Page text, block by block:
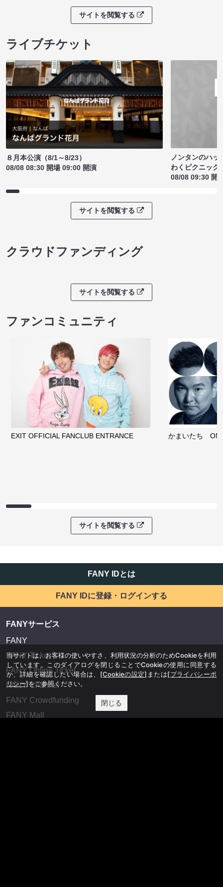
サイトを閲覧する
ライブチケット
８月本公演（8/1～8/23）
08/08 08:30 開場 09:00 開演
ノンタンのハッ
わくピクニック
08/08 09:30 開
サイトを閲覧する
クラウドファンディング
サイトを閲覧する
ファンコミュニティ
EXIT OFFICIAL FANCLUB ENTRANCE かまいたち
サイトを閲覧する
FANY IDとは
FANY IDに登録・ログインする
FANYサービス
FANY
FANY Ticket
FANY Online Ticket
FANY Channel
FANY Crowdfunding
FANY Mall
当サイトは、お客様の使いやすさ、利用状況の分析のためCookieを利用
しています。このダイアログを閉じることでCookieの使用に同意する
か、詳細を確認したい場合は、 [Cookieの設定] または[プライバシーポ
リシー]をご参照ください。
閉じる